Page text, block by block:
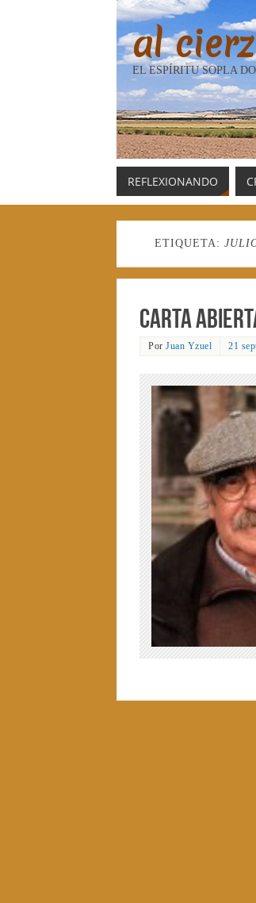
al
EL ESPÍRITU SOPLA
REFLEXIONANDO
ETIQUETA:
Carta
Por Juan Yzuel 21